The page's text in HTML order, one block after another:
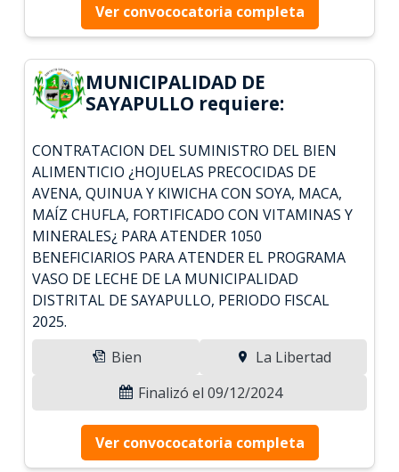
Ver convococatoria completa
MUNICIPALIDAD DE
SAYAPULLO requiere:
CONTRATACION DEL SUMINISTRO DEL BIEN
ALIMENTICIO ¿HOJUELAS PRECOCIDAS DE
AVENA, QUINUA Y KIWICHA CON SOYA, MACA,
MAÍZ CHUFLA, FORTIFICADO CON VITAMINAS Y
MINERALES¿ PARA ATENDER 1050
BENEFICIARIOS PARA ATENDER EL PROGRAMA
VASO DE LECHE DE LA MUNICIPALIDAD
DISTRITAL DE SAYAPULLO, PERIODO FISCAL
2025.
Bien
La Libertad
Finalizó el 09/12/2024
Ver convococatoria completa